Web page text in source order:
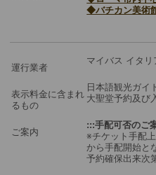
◆バチカン美術
運行業者
マイバス イタリ
表示料金に含まれ
るもの
日本語観光ガイ
大聖堂予約及び
ご案内
:::手配可否のご
※チケット手配
から手配開始と
予約確保出来次